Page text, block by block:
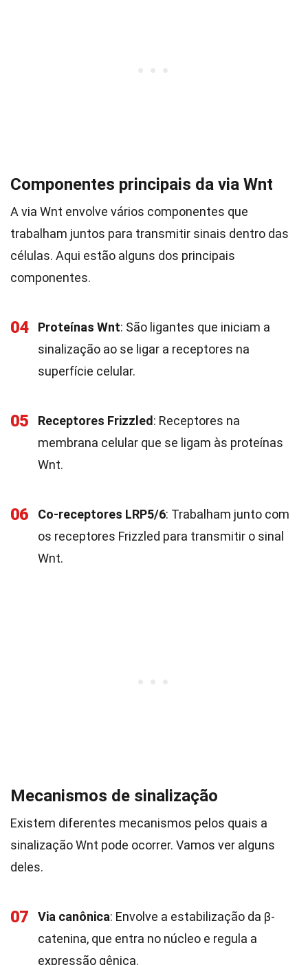
Componentes principais da via Wnt
A via Wnt envolve vários componentes que
trabalham juntos para transmitir sinais dentro das
células. Aqui estão alguns dos principais
componentes.
04 Proteínas Wnt: São ligantes que iniciam a
sinalização ao se ligar a receptores na
superfície celular.
05 Receptores Frizzled : Receptores na
membrana celular que se ligam às proteínas
Wnt.
06 Co-receptores LRP5/6: Trabalham junto com
os receptores Frizzled para transmitir o sinal
Wnt.
Mecanismos de sinalização
Existem diferentes mecanismos pelos quais a
sinalização Wnt pode ocorrer. Vamos ver alguns
deles.
07 Via canônica: Envolve a estabilização da β-
catenina, que entra no núcleo e regula a
expressão gênica.